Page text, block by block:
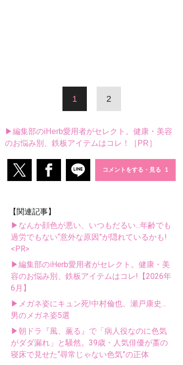
1 2
▶編集部のiHerb愛用者がセレクト。健康・美容
のお悩み別、鉄板アイテムはコレ！［PR］
コメントをする・見る
【関連記事】
▶なんか顔色が悪い、いつもだるい...年齢でも
過労でもない“意外な原因”が隠れているかも!
<PR>
▶編集部のiHerb愛用者がセレクト。健康・美
容のお悩み別、鉄板アイテムはコレ!【2026年
6月】
▶メガネ姿にキュン死!中村倫也、瀬戸康史...
男のメガネ姿5選
▶朝ドラ『風、薫る』で「病人役なのに色気
がダダ漏れ」と騒然。39歳・人気俳優が藁の
寝床で見せた“尋常じゃない色気”の正体